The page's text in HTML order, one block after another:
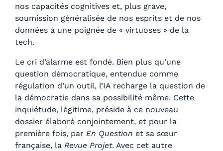
x
:
nos capacités cognitives et, plus grave,
soumission généralisée de nos esprits et de nos
données à une poignée de « virtuoses » de la
tech.
Le cri d’alarme est fondé. Bien plus qu’une
question démocratique, entendue comme
régulation d’un outil, l’IA recharge la question de
la démocratie dans sa possibilité même. Cette
inquiétude, légitime, préside à ce nouveau
dossier élaboré conjointement, et pour la
première fois, par En Question et sa sœur
française, la Revue Projet. Avec cet autre